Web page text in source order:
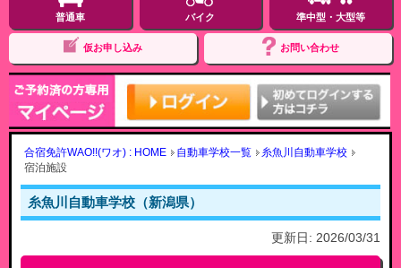
普通車 バイク 準中型・大型等
仮お申し込み お問い合わせ
合宿免許WAO!!(ワオ) : HOME 自動車学校一覧
糸魚川自動車学校
宿泊施設
糸魚川自動車学校（新潟県）
更新日: 2026/03/31